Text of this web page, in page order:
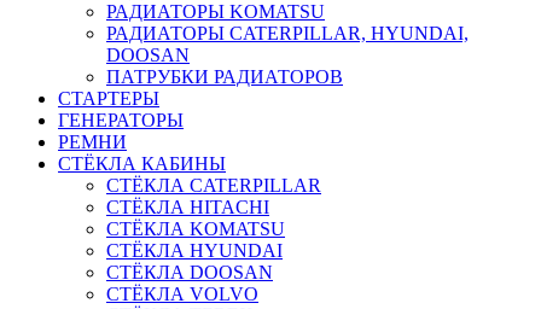
РАДИАТОРЫ KOMATSU
РАДИАТОРЫ CATERPILLAR, HYUNDAI,
DOOSAN
ПАТРУБКИ РАДИАТОРОВ
СТАРТЕРЫ
ГЕНЕРАТОРЫ
РЕМНИ
СТЁКЛА КАБИНЫ
СТЁКЛА CATERPILLAR
СТЁКЛА HITACHI
СТЁКЛА KOMATSU
СТЁКЛА HYUNDAI
СТЁКЛА DOOSAN
СТЁКЛА VOLVO